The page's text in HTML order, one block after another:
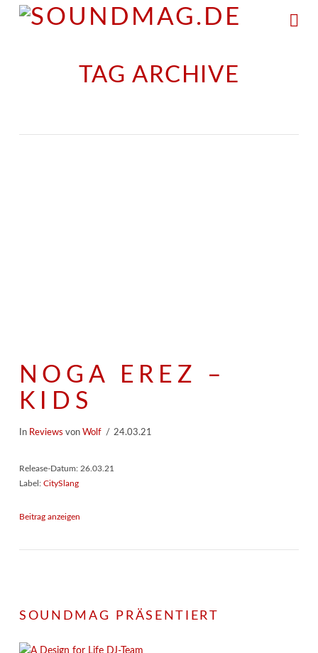
TAG ARCHIVE
NOGA EREZ –
KIDS
In Reviews von Wolf 24.03.21
Release-Datum: 26.03.21
Label: CitySlang
Beitrag anzeigen
SOUNDMAG PRÄSENTIERT